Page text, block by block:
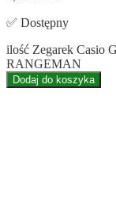
✅ Dostępny
ilość Zegarek Casio
RANGEMAN
Dodaj do koszyka